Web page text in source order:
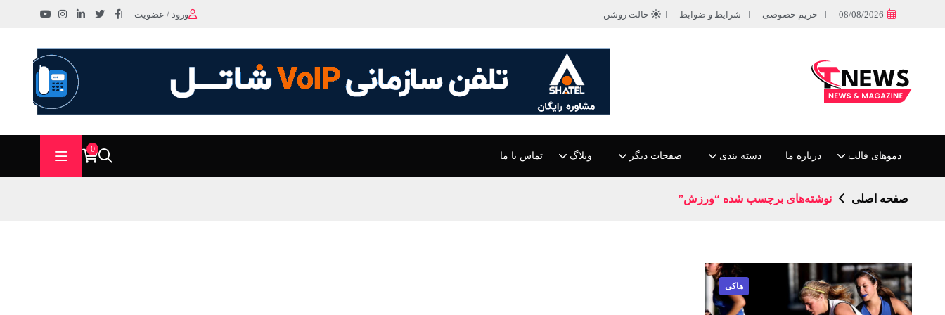
08/08/2026 حریم خصوصی شرایط و ضوابط حالت روشن ورود / عضویت
دموهای قالب درباره ما دسته بندی صفحات دیگر وبلاگ تماس با ما
0
صفحه اصلی نوشته‌های برچسب شده “ورزش”
هاکی